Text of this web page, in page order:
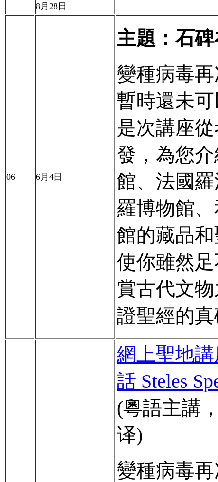
8月 28 日
06 6月 4 日
主題：石
變種病毒
暫時還未
是次講座
發，為您
館、法國
羅博物館
館的藏品
使你雖然
賞古代文
證聖經的
網上聖地
話 Steles
(粵語主講
译)
變種病毒